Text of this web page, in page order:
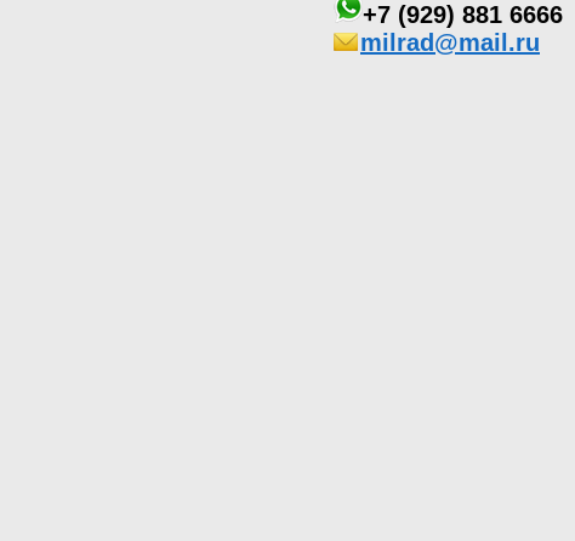
+7 (929) 881 6666
milrad@mail.ru